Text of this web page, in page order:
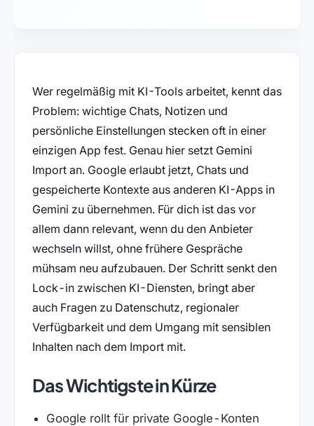
Wer regelmäßig mit KI-Tools arbeitet, kennt das
Problem: wichtige Chats, Notizen und
persönliche Einstellungen stecken oft in einer
einzigen App fest. Genau hier setzt Gemini
Import an. Google erlaubt jetzt, Chats und
gespeicherte Kontexte aus anderen KI-Apps in
Gemini zu übernehmen. Für dich ist das vor
allem dann relevant, wenn du den Anbieter
wechseln willst, ohne frühere Gespräche
mühsam neu aufzubauen. Der Schritt senkt den
Lock-in zwischen KI-Diensten, bringt aber
auch Fragen zu Datenschutz, regionaler
Verfügbarkeit und dem Umgang mit sensiblen
Inhalten nach dem Import mit.
Das Wichtigste in Kürze
Google rollt für private Google-Konten